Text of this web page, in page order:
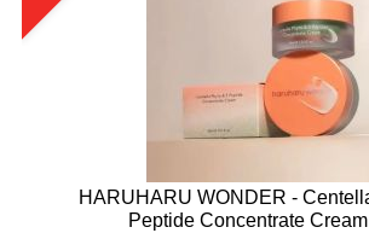
HARUHARU WONDER -
Peptide Concentrate Cream